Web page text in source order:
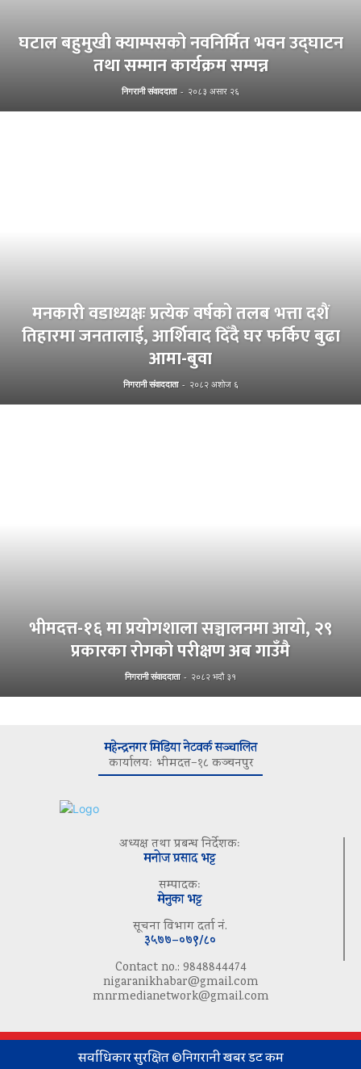
घटाल बहुमुखी क्याम्पसको नवनिर्मित भवन उद्घाटन
तथा सम्मान कार्यक्रम सम्पन्न
निगरानी संवाददाता - २०८३ असार २६
मनकारी वडाध्यक्षः प्रत्येक वर्षको तलब भत्ता दशैं
तिहारमा जनतालाई, आर्शिवाद दिँदै घर फर्किए बुढा
आमा-बुवा
निगरानी संवाददाता - २०८२ अशोज ६
भीमदत्त-१६ मा प्रयोगशाला सञ्चालनमा आयो, २९
प्रकारका रोगको परीक्षण अब गाउँमै
निगरानी संवाददाता - २०८२ भदौ ३१
महेन्द्रनगर मिडिया नेटवर्क सञ्चालित
कार्यालयः भीमदत्त–१८ कञ्चनपुर
अध्यक्ष तथा प्रबन्ध निर्देशकः
मनोज प्रसाद भट्ट
सम्पादकः
मेनुका भट्ट
सूचना विभाग दर्ता नं.
३५७७–०७९/८०
Contact no.: 9848844474
nigaranikhabar@gmail.com
mnrmedianetwork@gmail.com
सर्वाधिकार सुरक्षित ©निगरानी खबर डट कम